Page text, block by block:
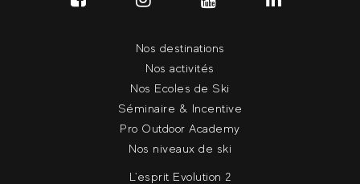
Nos destinations
Nos activités
Nos Ecoles de Ski
Séminaire & Incentive
Pro Outdoor Academy
Nos niveaux de ski
L'esprit Evolution 2